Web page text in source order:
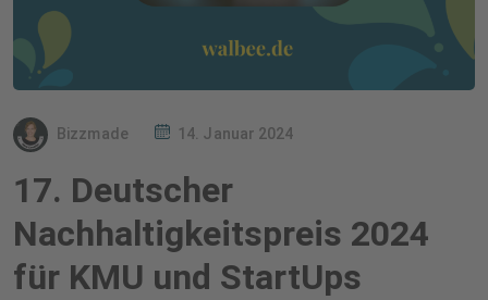
Bizzmade 14. Januar 2024
17. Deutscher
Nachhaltigkeitspreis 2024
für KMU und StartUps